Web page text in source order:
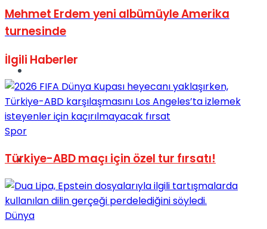
Tatil
Mehmet Erdem yeni albümüyle Amerika
turnesinde
İlgili Haberler
Spor
Türkiye-ABD maçı için özel tur fırsatı!
Dünya